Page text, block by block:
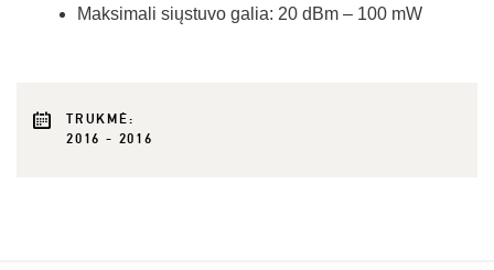
Maksimali siųstuvo galia: 20 dBm – 100 mW
TRUKMĖ:
2016 - 2016